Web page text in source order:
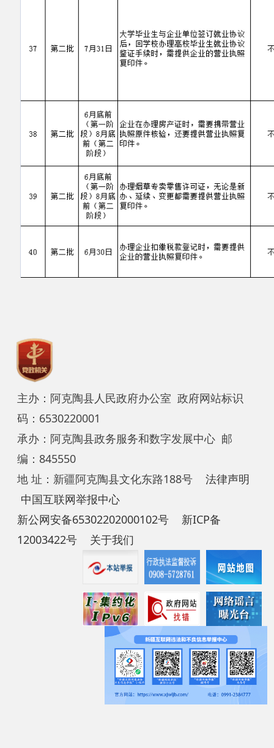
主办：阿克陶县人民政府办公室 政府网站标识
码：6530220001
承办：阿克陶县政务服务和数字发展中心 邮
地 址：新疆阿克陶县文化东路188号 法律声明
中国互联网举报中心
12003422号 关于我们